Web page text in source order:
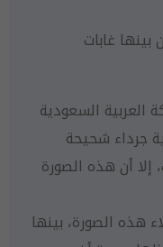
غابات
العربية السعودية
جرداء شحيحة
إلا أن هذه الصورة
الصورة، بينها